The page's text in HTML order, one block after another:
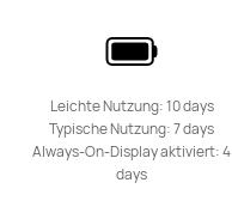
Leichte Nutzung: 10 days
Typische Nutzung: 7 days
Always-On-Display aktiviert: 4
days